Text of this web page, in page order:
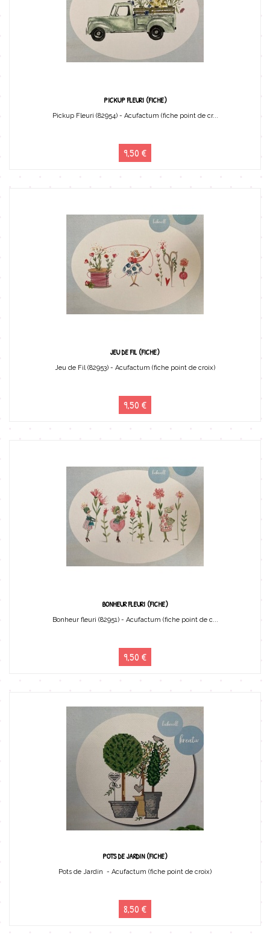
PICKUP FLEURI (FICHE)
Pickup Fleuri (82954) - Acufactum (fiche point de cr...
9,50 €
JEU DE FIL (FICHE)
Jeu de Fil (82953) - Acufactum (fiche point de croix)
9,50 €
BONHEUR FLEURI (FICHE)
Bonheur fleuri (82951) - Acufactum (fiche point de c...
9,50 €
POTS DE JARDIN (FICHE)
Pots de Jardin - Acufactum (fiche point de croix)
8,50 €